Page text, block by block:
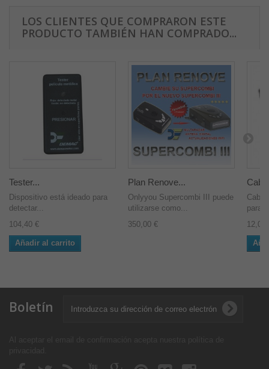
LOS CLIENTES QUE COMPRARON ESTE
PRODUCTO TAMBIÉN HAN COMPRADO...
Tester...
Dispositivo está ideado para
detectar...
104,40 €
Añadir al carrito
Plan Renove...
Onlyyou Supercombi III puede
utilizarse como...
350,00 €
para
12,00
Boletín